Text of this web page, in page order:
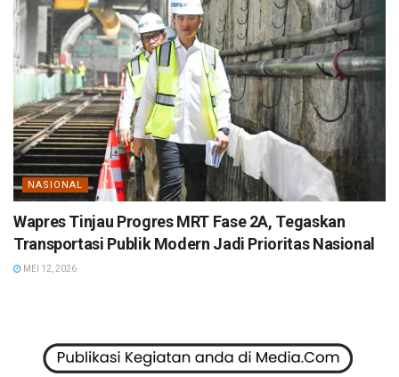
NASIONAL
Wapres Tinjau Progres MRT Fase 2A, Tegaskan
Transportasi Publik Modern Jadi Prioritas Nasional
MEI 12, 2026